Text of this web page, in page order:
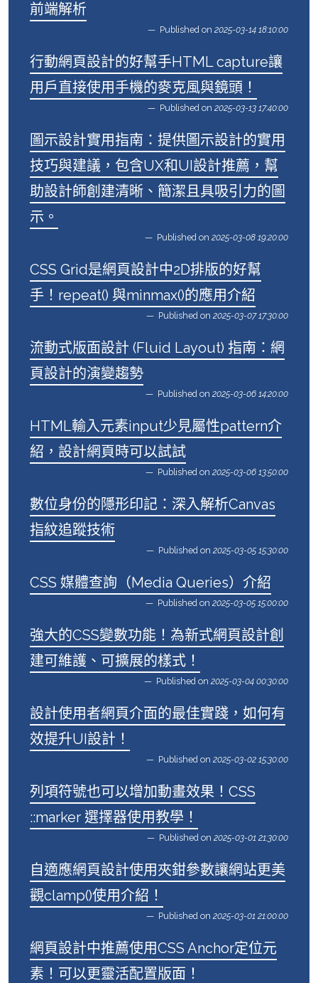
前端解析
Published on 2025-03-14 18:10:00
行動網頁設計的好幫手HTML capture讓
用戶直接使用手機的麥克風與鏡頭！
Published on 2025-03-13 17:40:00
圖示設計實用指南：提供圖示設計的實用
技巧與建議，包含UX和UI設計推薦，幫
助設計師創建清晰、簡潔且具吸引力的圖
示。
Published on 2025-03-08 19:20:00
CSS Grid是網頁設計中2D排版的好幫
手！repeat() 與minmax()的應用介紹
Published on 2025-03-07 17:30:00
流動式版面設計 (Fluid Layout) 指南：網
頁設計的演變趨勢
Published on 2025-03-06 14:20:00
HTML輸入元素input少見屬性pattern介
紹，設計網頁時可以試試
Published on 2025-03-06 13:50:00
數位身份的隱形印記：深入解析Canvas
指紋追蹤技術
Published on 2025-03-05 15:30:00
CSS 媒體查詢（Media Queries）介紹
Published on 2025-03-05 15:00:00
強大的CSS變數功能！為新式網頁設計創
建可維護、可擴展的樣式！
Published on 2025-03-04 00:30:00
設計使用者網頁介面的最佳實踐，如何有
效提升UI設計！
Published on 2025-03-02 15:30:00
列項符號也可以增加動畫效果！CSS
::marker 選擇器使用教學！
Published on 2025-03-01 21:30:00
自適應網頁設計使用夾鉗參數讓網站更美
觀clamp()使用介紹！
Published on 2025-03-01 21:00:00
網頁設計中推薦使用CSS Anchor定位元
素！可以更靈活配置版面！